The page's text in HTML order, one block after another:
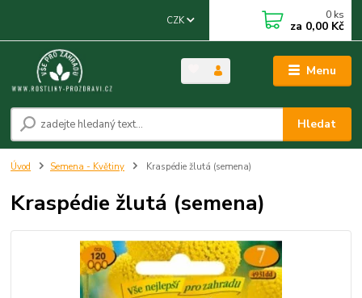
Menu
CZK
Hledat
0 ks
za 0,00 Kč
Úvod Semena - Květiny Kraspédie žlutá (semena)
Kraspédie žlutá (semena)